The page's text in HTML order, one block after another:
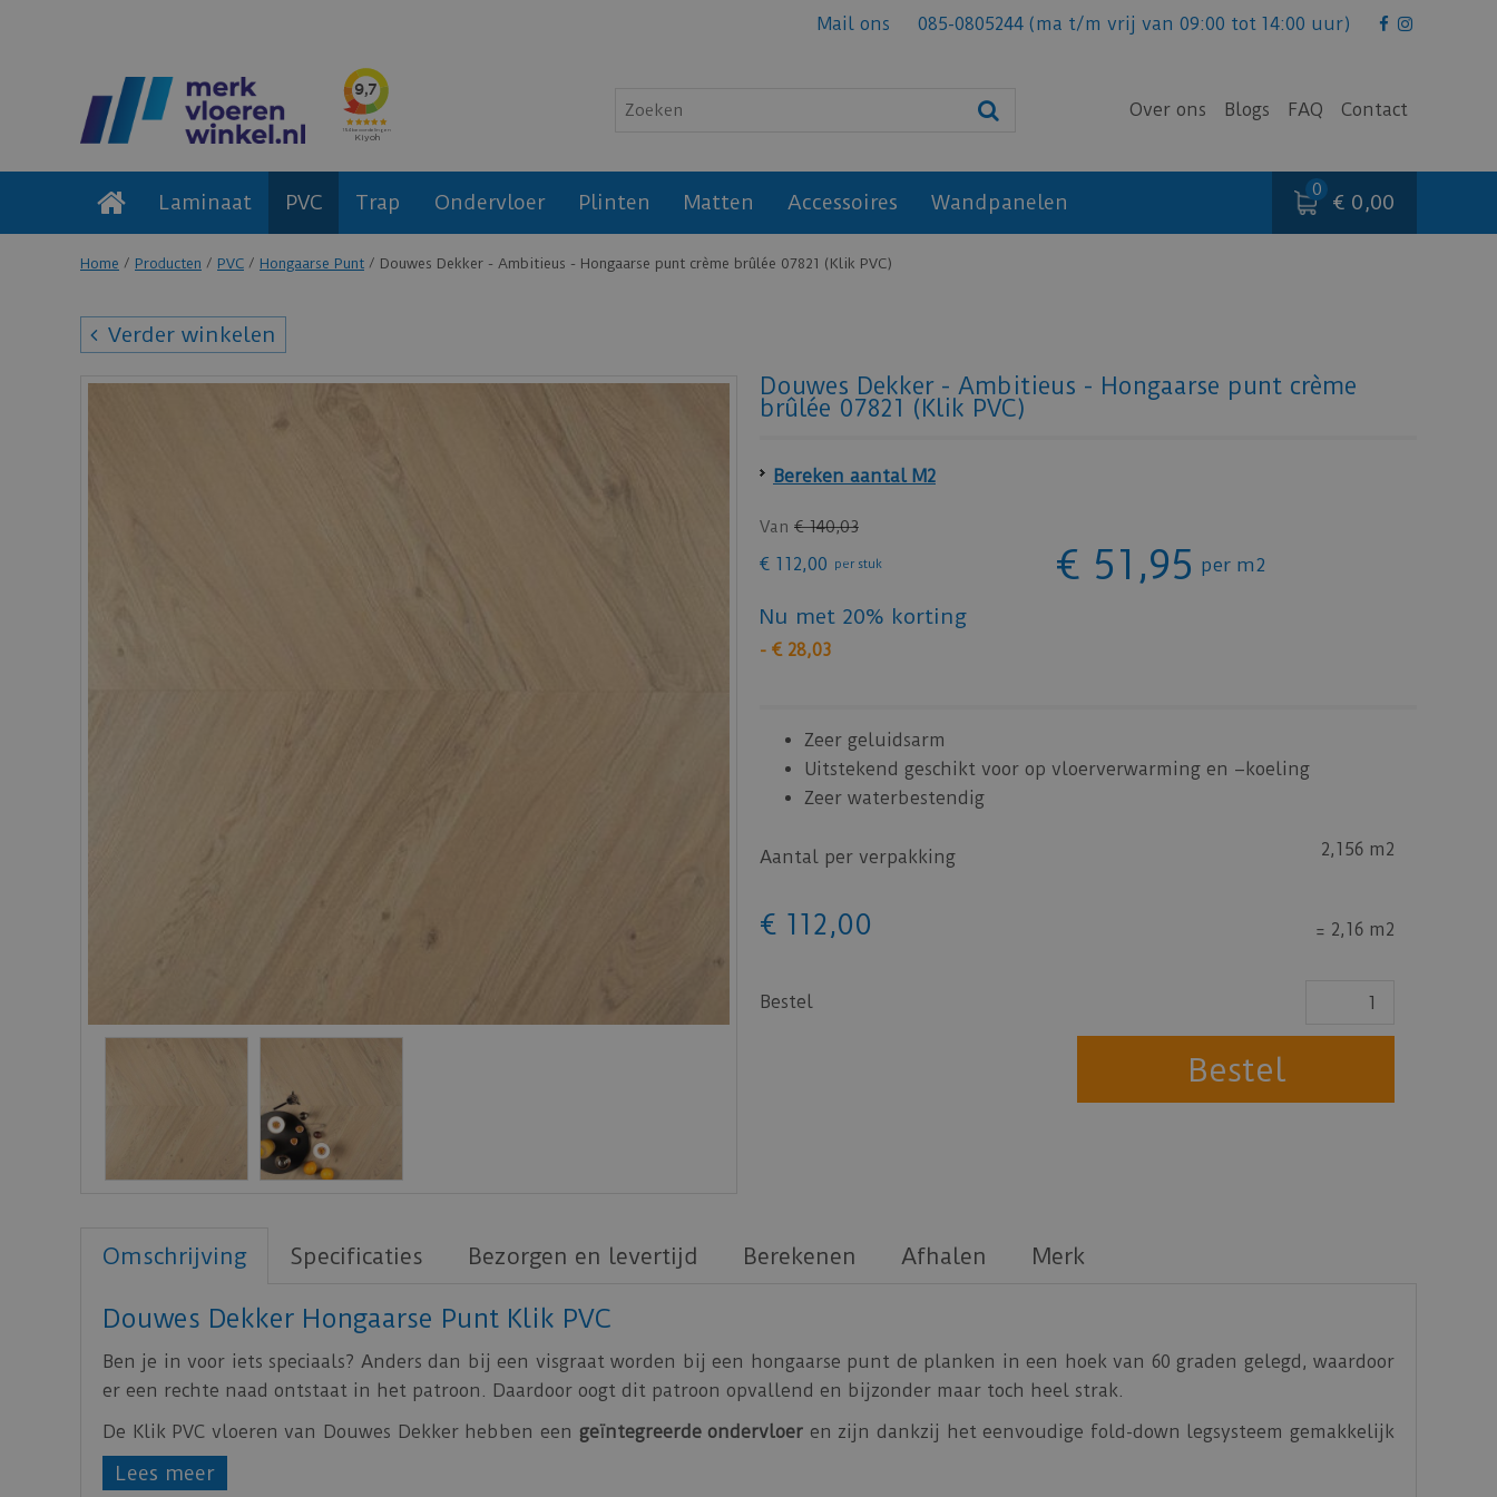
Home Producten PVC Hongaarse Punt Douwes Dekker - Ambitieus - Hongaarse punt crème brûlée 07821 (Klik PVC)
Mail ons 085-0805244 (ma t/m vrij van 09:00 tot 14:00 uur)
Over ons Blogs FAQ Contact
Laminaat PVC Trap Ondervloer Plinten Matten Accessoires Wandpanelen € 0,00
Verder winkelen
Douwes Dekker - Ambitieus - Hongaarse punt crème
brûlée 07821 (Klik PVC)
Bereken aantal M2
Van € 140,03
€ 112,00 per stuk € 51 ,95 per m2
Nu met 20% korting
- € 28,03
Zeer geluidsarm
Uitstekend geschikt voor op vloerverwarming en –koeling
Zeer waterbestendig
Aantal per verpakking 2,156 m2
€ 112 ,00 = 2,16 m2
Bestel
Omschrijving Specificaties Bezorgen en levertijd Berekenen Afhalen Merk
Douwes Dekker Hongaarse Punt Klik PVC
Ben je in voor iets speciaals? Anders dan bij een visgraat worden bij een hongaarse punt de planken in een hoek van 60 graden gelegd, waardoor
er een rechte naad ontstaat in het patroon. Daardoor oogt dit patroon opvallend en bijzonder maar toch heel strak.
De Klik PVC vloeren van Douwes Dekker hebben een geïntegreerde ondervloer en zijn dankzij het eenvoudige fold-down legsysteem gemakkelijk
te installeren.
Lees meer